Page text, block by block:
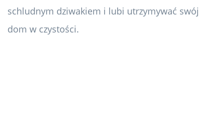
schludnym dziwakiem i lubi utrzymywać swój
dom w czystości.